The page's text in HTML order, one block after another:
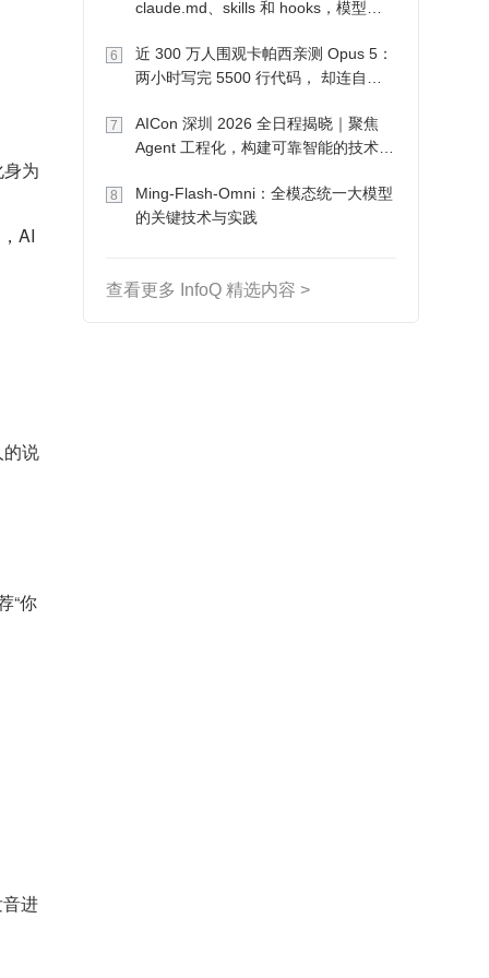
为
AI
说
“你
进
claude.md、skills 和 hooks，模型自
6
近 300 万人围观卡帕西亲测 Opus 5：
两小时写完 5500 行代码， 却连自己
7
AICon 深圳 2026 全日程揭晓｜聚焦
Agent 工程化，构建可靠智能的技术路
8
Ming-Flash-Omni：全模态统一大模型
的关键技术与实践
查看更多 InfoQ 精选内容 >